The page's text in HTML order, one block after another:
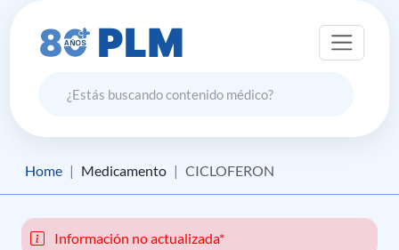
Home Medicamento CICLOFERON
Información no actualizada*